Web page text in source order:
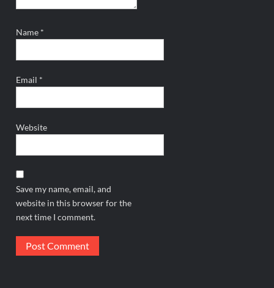
Name *
Email *
Website
Save my name, email, and
website in this browser for the
next time I comment.